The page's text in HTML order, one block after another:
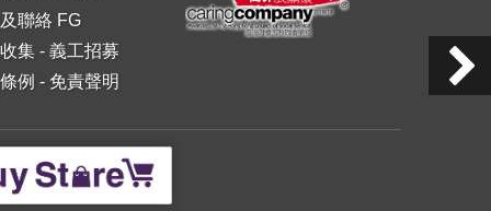
聯絡 FG
集- 義工招募
例 - 免責聲明